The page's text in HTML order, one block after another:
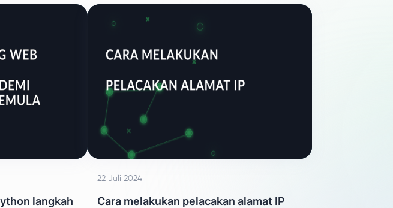
langkah
22 Juli 2024
Cara melakukan pelacakan alamat IP